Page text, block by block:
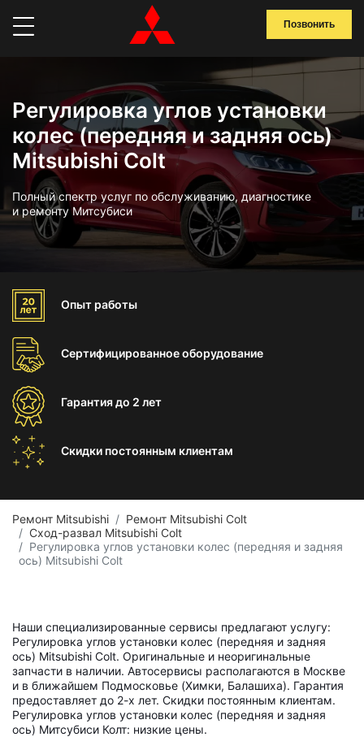
Позвонить
Регулировка углов установки
колес (передняя и задняя ось)
Mitsubishi Colt
Полный спектр услуг по обслуживанию, диагностике
и ремонту Митсубиси
Опыт работы
Сертифицированноеоборудование
Гарантиядо 2 лет
Скидки постоянным клиентам
Ремонт Mitsubishi
Ремонт Mitsubishi Colt
Сход-развал Mitsubishi Colt
Регулировка углов установки колес (передняя и задняя
ось) Mitsubishi Colt
Наши специализированные сервисы предлагают услугу:
Регулировка углов установки колес (передняя и задняя
ось) Mitsubishi Colt. Оригинальные и неоригинальные
запчасти в наличии. Автосервисы располагаются в Москве
и в ближайшем Подмосковье (Химки, Балашиха). Гарантия
предоставляет до 2-х лет. Скидки постоянным клиентам.
Регулировка углов установки колес (передняя и задняя
ось) Митсубиси Колт: низкие цены.